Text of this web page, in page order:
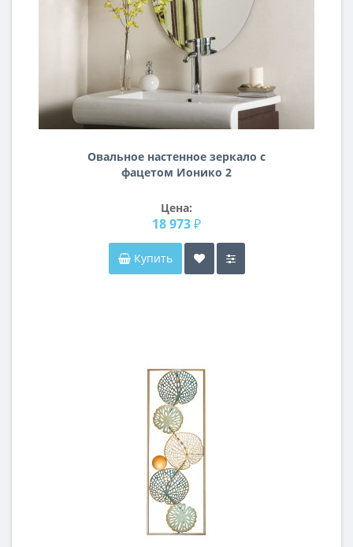
Овальное настенное зеркало с
фацетом Ионико 2
Цена:
18 973 ₽
Купить